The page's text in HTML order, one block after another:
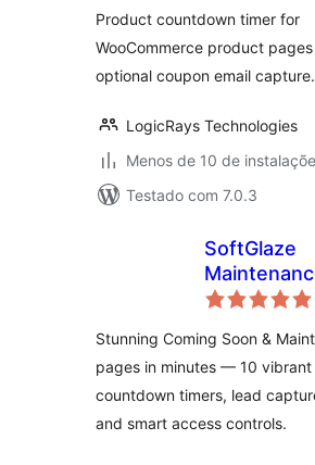
Product countdown timer for
WooCommerce product
optional coupon email capture.
LogicRays Technologies
Menos de 10 de
Testado com 7.0.3
SoftGlaze
& Coming
Stunning Coming Soon &
pages in minutes — 10 vibrant
countdown timers, lead
and smart access controls.